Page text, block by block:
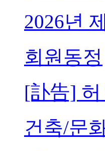
2026년
회원동정
[訃告]
건축/문